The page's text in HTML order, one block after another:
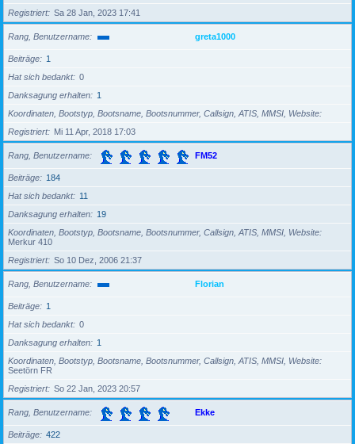
Registriert
Sa 28 Jan, 2023 17:41
Rang, Benutzername greta1000
Beiträge
1
Hat sich bedankt
0
Danksagung erhalten
1
Koordinaten, Bootstyp, Bootsname, Bootsnummer, Callsign, ATIS, MMSI, Website
Registriert
Mi 11 Apr, 2018 17:03
Rang, Benutzername FM52
Beiträge
184
Hat sich bedankt
11
Danksagung erhalten
19
Koordinaten, Bootstyp, Bootsname, Bootsnummer, Callsign, ATIS, MMSI, Website
Merkur 410
Registriert
So 10 Dez, 2006 21:37
Rang, Benutzername Florian
Beiträge
1
Hat sich bedankt
0
Danksagung erhalten
1
Koordinaten, Bootstyp, Bootsname, Bootsnummer, Callsign, ATIS, MMSI, Website
Seetörn FR
Registriert
So 22 Jan, 2023 20:57
Rang, Benutzername Ekke
Beiträge
422